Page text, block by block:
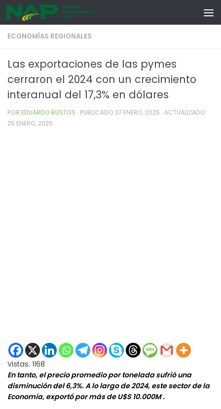
Skip to content
ECONOMÍAS REGIONALES
Las exportaciones de las pymes
cerraron el 2024 con un crecimiento
interanual del 17,3% en dólares
POR EDUARDO BUSTOS · PUBLICADO 27 ENERO, 2025 · ACTUALIZADO
26 ENERO, 2025
Vistas: 1168
En tanto, el precio promedio por tonelada sufrió una
disminución del 6,3%. A lo largo de 2024, este sector de la
Economía, exportó por más de U$S 10.000M .